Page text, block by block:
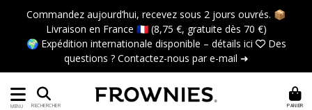
Commandez aujourd’hui, recevez sous 2 jours ouvrés. 📦
Livraison en France 🇫🇷 (8,75 €, gratuite dès 70 €)
🌍 Expédition internationale disponible – détails ici  Des
questions ? Contactez-nous par e-mail ➜
MENU RECHERCHER PANIER